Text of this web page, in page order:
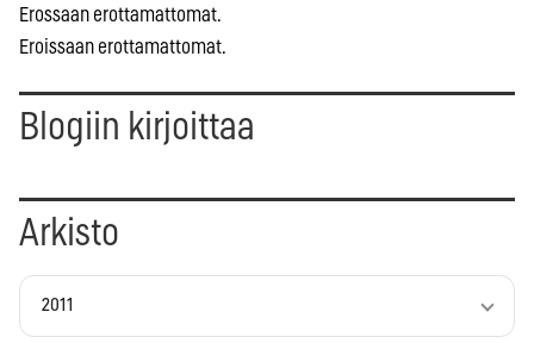
Erossaan erottamattomat.
Eroissaan erottamattomat.
Blogiin kirjoittaa
Arkisto
2011